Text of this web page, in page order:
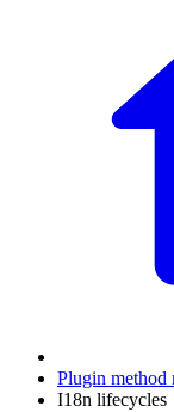
Plugin method
I18n lifecycles